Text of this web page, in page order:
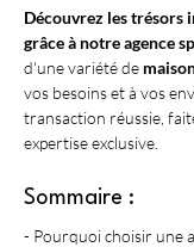
Découvrez les trésors
grâce à notre agence
d'une variété de
vos besoins et à vos
transaction réussie,
expertise exclusive.
Sommaire :
- Pourquoi choisir une